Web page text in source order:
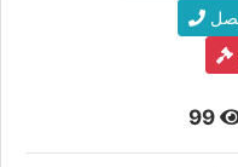
99